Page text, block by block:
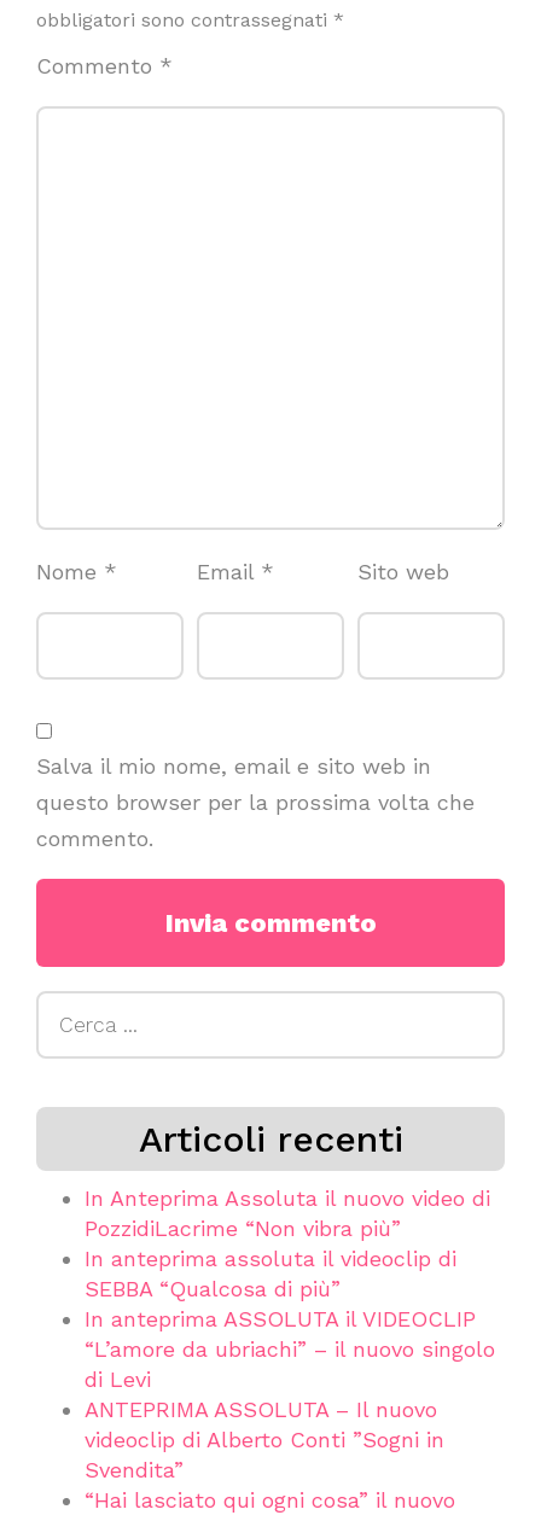
obbligatori sono contrassegnati *
Commento *
Nome * Email * Sito web
Salva il mio nome, email e sito web in
questo browser per la prossima volta che
commento.
Articoli recenti
In Anteprima Assoluta il nuovo video di
PozzidiLacrime “Non vibra più”
In anteprima assoluta il videoclip di
SEBBA “Qualcosa di più”
In anteprima ASSOLUTA il VIDEOCLIP
“L’amore da ubriachi” – il nuovo singolo
di Levi
ANTEPRIMA ASSOLUTA – Il nuovo
videoclip di Alberto Conti ”Sogni in
Svendita”
“Hai lasciato qui ogni cosa” il nuovo